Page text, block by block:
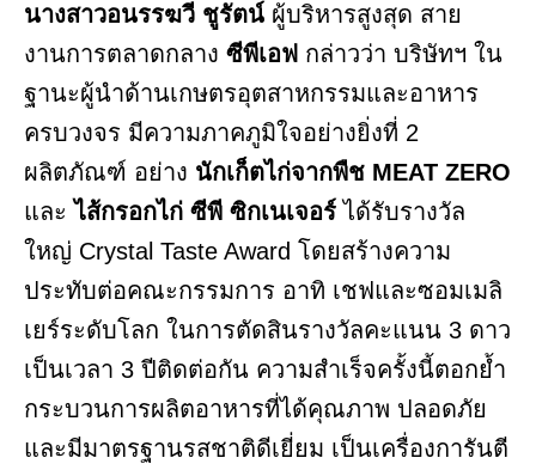
นางสาวอนรรฆวี ชูรัตน์ ผู้บริหารสูงสุด สาย
งานการตลาดกลาง ซีพีเอฟ กล่าวว่า บริษัทฯ ใน
ฐานะผู้นำด้านเกษตรอุตสาหกรรมและอาหาร
ครบวงจร มีความภาคภูมิใจอย่างยิ่งที่ 2
ผลิตภัณฑ์ อย่าง นักเก็ตไก่จากพืช MEAT ZERO
และ ไส้กรอกไก่ ซีพี ซิกเนเจอร์ ได้รับรางวัล
ใหญ่ Crystal Taste Award โดยสร้างความ
ประทับต่อคณะกรรมการ อาทิ เชฟและซอมเมลิ
เยร์ระดับโลก ในการตัดสินรางวัลคะแนน 3 ดาว
เป็นเวลา 3 ปีติดต่อกัน ความสำเร็จครั้งนี้ตอกย้ำ
กระบวนการผลิตอาหารที่ได้คุณภาพ ปลอดภัย
และมีมาตรฐานรสชาติดีเยี่ยม เป็นเครื่องการันตี